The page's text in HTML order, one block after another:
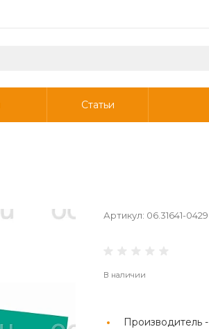
Статьи
Артикул: 06.31641-0429
В наличии
Производитель -